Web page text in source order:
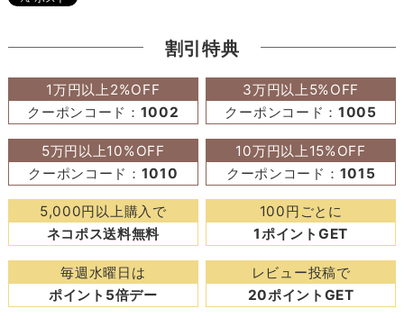
割引特典
1万円以上2%OFF
クーポンコード： 1002
3万円以上5%OFF
クーポンコード：1005
5万円以上10%OFF
クーポンコード： 1010
10万円以上15%OFF
クーポンコード： 1015
5,000円以上購入で
ネコポス送料無料
100円ごとに
1ポイントGET
毎週水曜日は
ポイント5倍デー
レビュー投稿で
20ポイントGET